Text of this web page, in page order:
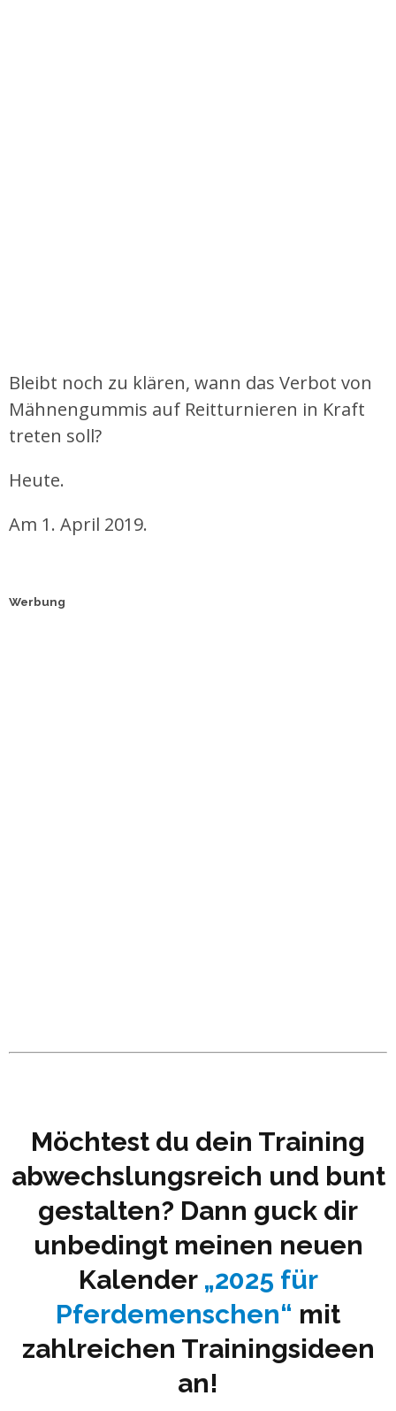
Bleibt noch zu klären, wann das Verbot von
Mähnengummis auf Reitturnieren in Kraft
treten soll?
Heute.
Am 1. April 2019.
Werbung
Möchtest du dein Training
abwechslungsreich und bunt
gestalten? Dann guck dir
unbedingt meinen neuen
Kalender „2025 für
Pferdemenschen“ mit
zahlreichen Trainingsideen
an!